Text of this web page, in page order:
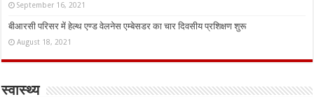
September 16, 2021
बीआरसी परिसर में हेल्थ एण्ड वेलनेस एम्बेसडर का चार दिवसीय प्रशिक्षण शुरू
August 18, 2021
स्वास्थ्य